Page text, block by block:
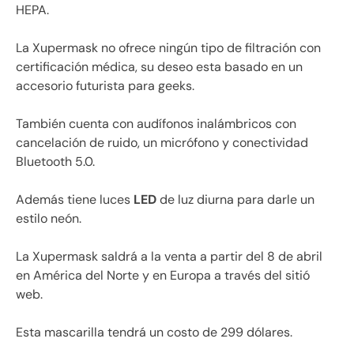
HEPA.
La Xupermask no ofrece ningún tipo de filtración con
certificación médica, su deseo esta basado en un
accesorio futurista para geeks.
También cuenta con audífonos inalámbricos con
cancelación de ruido, un micrófono y conectividad
Bluetooth 5.0.
Además tiene luces LEDde luz diurna para darle un
estilo neón.
La Xupermask saldrá a la venta a partir del 8 de abril
en América del Norte y en Europa a través del sitió
web.
Esta mascarilla tendrá un costo de 299 dólares.